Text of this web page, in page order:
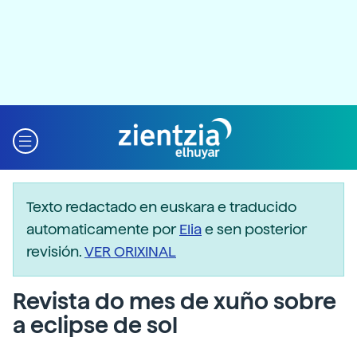
Texto redactado en euskara e traducido
automaticamente porEliae sen posterior
revisión.VER ORIXINAL
Revista do mes de xuño sobre
a eclipse de sol